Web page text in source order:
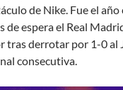
de Nike. Fue el
espera el Real
tras derrotar por 1-0 al
consecutiva.